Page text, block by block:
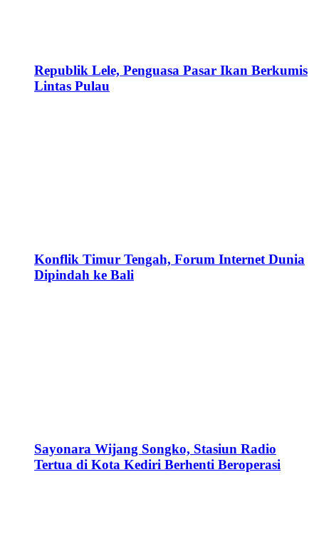
Republik Lele, Penguasa Pasar Ikan Berkumis
Lintas Pulau
Konflik Timur Tengah, Forum Internet Dunia
Dipindah ke Bali
Sayonara Wijang Songko, Stasiun Radio
Tertua di Kota Kediri Berhenti Beroperasi